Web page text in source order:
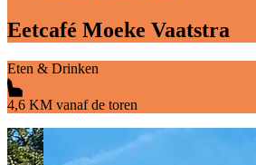
Eetcafé Moeke Vaatstra
Eten & Drinken
4,6 KM vanaf de toren